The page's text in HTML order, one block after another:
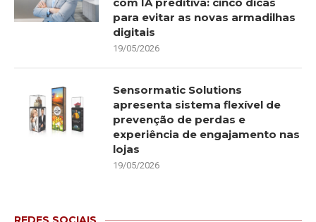
para evitar as novas armadilhas
digitais
19/05/2026
Sensormatic Solutions
apresenta sistema flexível de
prevenção de perdas e
experiência de engajamento nas
lojas
19/05/2026